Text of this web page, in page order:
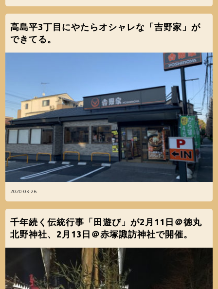
2020-03-26
高島平3丁目にやたらオシャレな「吉野家」が
できてる。
千年続く伝統行事「田遊び」が2月11日＠徳丸
北野神社、2月13日＠赤塚諏訪神社で開催。